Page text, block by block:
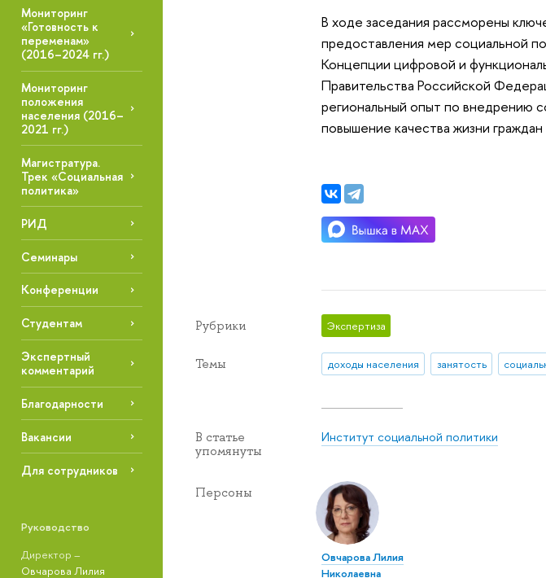
Мониторинг
«Готовность к
переменам»
(2016–2024 гг.)
Мониторинг
положения
населения (2016–
2021 гг.)
Магистратура.
Трек «Социальная
политика»
РИД
Семинары
Конференции
Студентам
Экспертный
комментарий
Благодарности
Вакансии
Для сотрудников
Руководство
Директор –
Овчарова Лилия
В ходе заседания рассморены
предоставления мер социальной
Концепции цифровой и
Правительства Российской
региональный опыт по внедрению
повышение качества жизни граждан
Рубрики Экспертиза
Темы доходы населения занятость
В статье
упомянуты
Институт социальной политики
Персоны
Овчарова Лилия
Николаевна